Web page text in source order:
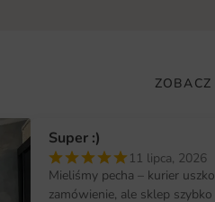
wygląd, ale także trwałość i
a detale wyraźne. Nasze
przez wiele lat będą cieszyć
Super :)
11 lipca, 2026
Mieliśmy pecha – kurier
zamówienie, ale sklep